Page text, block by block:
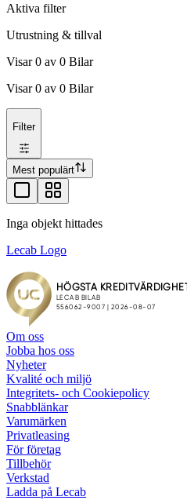
Aktiva filter
Utrustning & tillval
Visar0 av 0 Bilar
Visar0 av 0 Bilar
Filter
Mest populärt
Inga objekt hittades
Lecab Logo
Om oss
Jobba hos oss
Nyheter
Kvalité och miljö
Integritets- och Cookiepolicy
Snabblänkar
Varumärken
Privatleasing
För företag
Tillbehör
Verkstad
Ladda på Lecab